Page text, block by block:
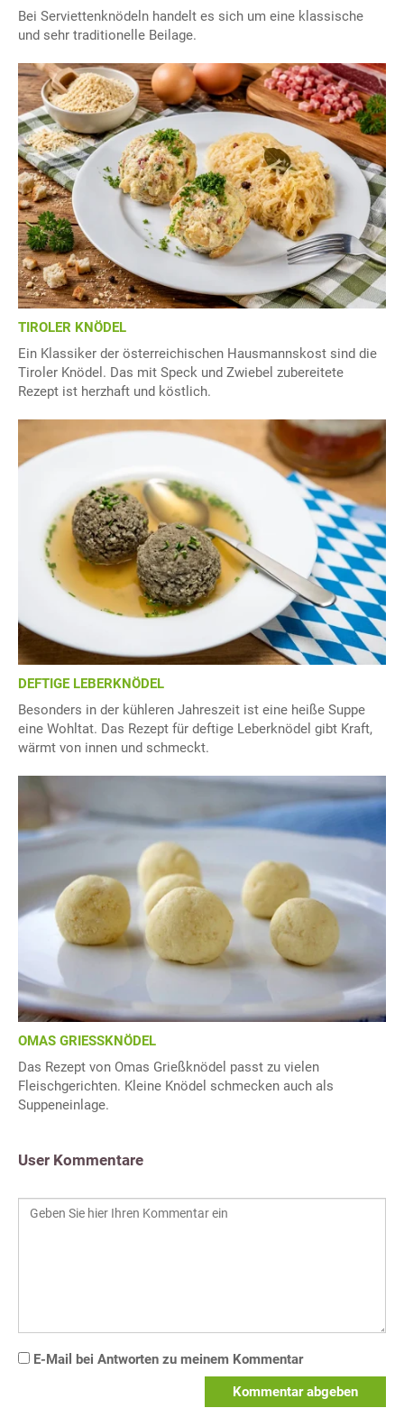
Bei Serviettenknödeln handelt es sich um eine klassische
und sehr traditionelle Beilage.
TIROLER KNÖDEL
Ein Klassiker der österreichischen Hausmannskost sind die
Tiroler Knödel. Das mit Speck und Zwiebel zubereitete
Rezept ist herzhaft und köstlich.
DEFTIGE LEBERKNÖDEL
Besonders in der kühleren Jahreszeit ist eine heiße Suppe
eine Wohltat. Das Rezept für deftige Leberknödel gibt Kraft,
wärmt von innen und schmeckt.
OMAS GRIESSKNÖDEL
Das Rezept von Omas Grießknödel passt zu vielen
Fleischgerichten. Kleine Knödel schmecken auch als
Suppeneinlage.
User Kommentare
E-Mail bei Antworten zu meinem Kommentar
Kommentar abgeben